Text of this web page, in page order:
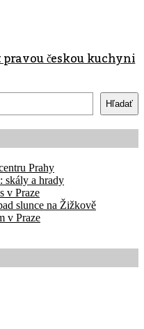
pravou českou kuchyni
Hľadať
Prahy
skály a hrady
v Praze
slunce na Žižkově
v Praze